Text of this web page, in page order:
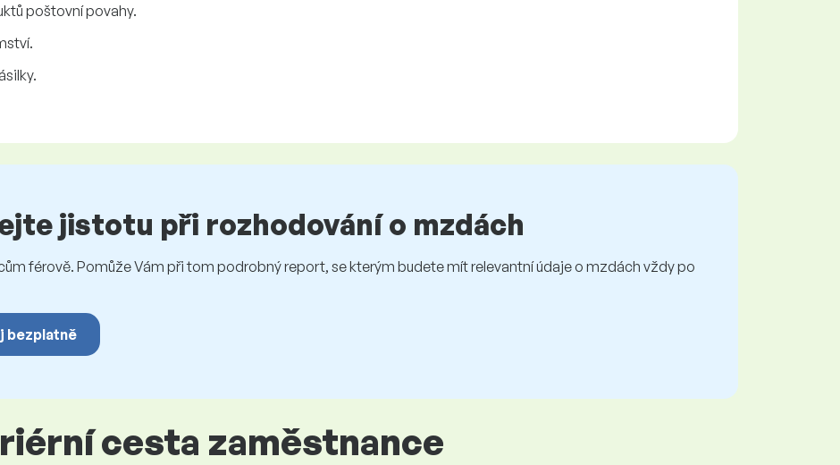
poštovní povahy.
jistotu při rozhodování o mzdách
férově. Pomůže Vám při tom podrobný report, se kterým budete mít relevantní údaje o mzdách vždy po
bezplatně
cesta zaměstnance